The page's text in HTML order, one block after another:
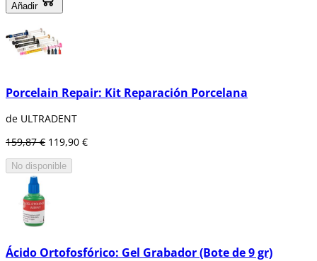
Añadir
Porcelain Repair: Kit Reparación Porcelana
de ULTRADENT
159,87 € 119,90 €
No disponible
Ácido Ortofosfórico: Gel Grabador (Bote de 9 gr)